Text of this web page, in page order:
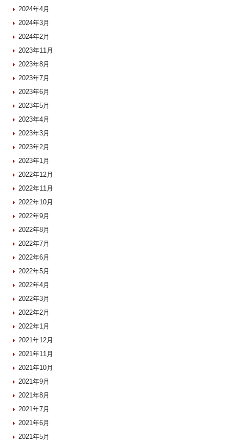
2024年4月
2024年3月
2024年2月
2023年11月
2023年8月
2023年7月
2023年6月
2023年5月
2023年4月
2023年3月
2023年2月
2023年1月
2022年12月
2022年11月
2022年10月
2022年9月
2022年8月
2022年7月
2022年6月
2022年5月
2022年4月
2022年3月
2022年2月
2022年1月
2021年12月
2021年11月
2021年10月
2021年9月
2021年8月
2021年7月
2021年6月
2021年5月